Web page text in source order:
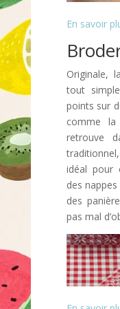
En savoir
Originale,
tout
points sur
comme la
retrouve
idéal pour
des
des
pas mal